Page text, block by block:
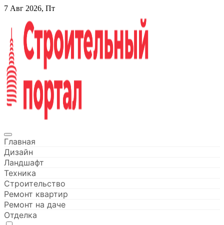
Перейти
содержанию
7 Авг 2026, Пт
Строительный портал
Главная
Дизайн
Ландшафт
Техника
Строительство
Ремонт квартир
Ремонт на даче
Отделка